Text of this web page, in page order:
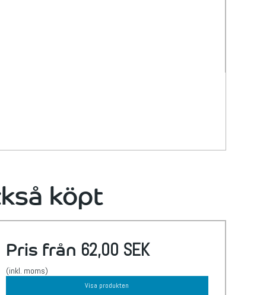
köpt
Pris från 62,00 SEK
(inkl. moms)
Visa produkten